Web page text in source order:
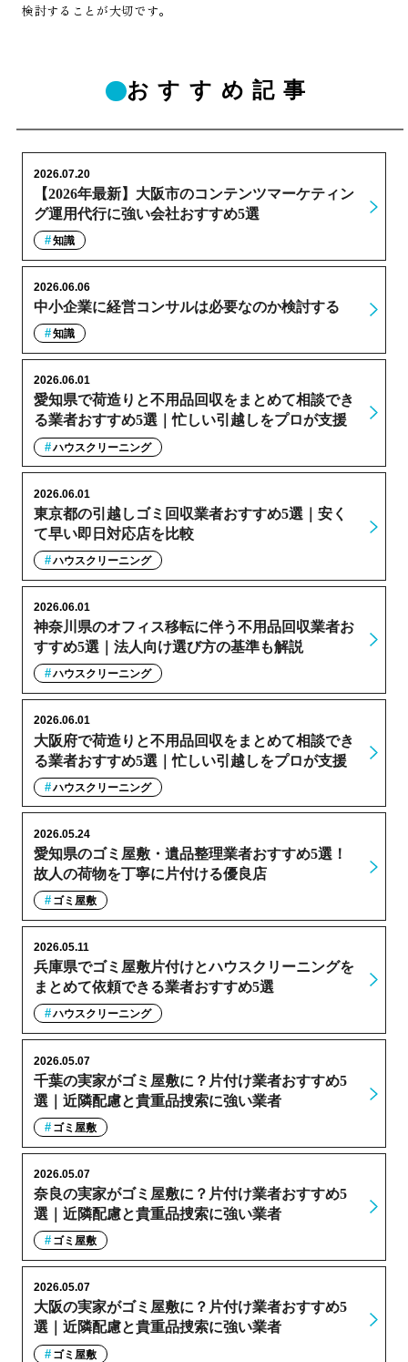
検討することが大切です。
おすすめ記事
【2026年最新】大阪市のコンテンツマーケティン
グ運用代行に強い会社おすすめ5選
2026.07.20
知識
中小企業に経営コンサルは必要なのか検討する
2026.06.06
知識
愛知県で荷造りと不用品回収をまとめて相談でき
る業者おすすめ5選｜忙しい引越しをプロが支援
2026.06.01
ハウスクリーニング
東京都の引越しゴミ回収業者おすすめ5選｜安く
て早い即日対応店を比較
2026.06.01
ハウスクリーニング
神奈川県のオフィス移転に伴う不用品回収業者お
すすめ5選｜法人向け選び方の基準も解説
2026.06.01
ハウスクリーニング
大阪府で荷造りと不用品回収をまとめて相談でき
る業者おすすめ5選｜忙しい引越しをプロが支援
2026.06.01
ハウスクリーニング
愛知県のゴミ屋敷・遺品整理業者おすすめ5選！
故人の荷物を丁寧に片付ける優良店
2026.05.24
ゴミ屋敷
兵庫県でゴミ屋敷片付けとハウスクリーニングを
まとめて依頼できる業者おすすめ5選
2026.05.11
ハウスクリーニング
千葉の実家がゴミ屋敷に？片付け業者おすすめ5
選｜近隣配慮と貴重品捜索に強い業者
2026.05.07
ゴミ屋敷
奈良の実家がゴミ屋敷に？片付け業者おすすめ5
選｜近隣配慮と貴重品捜索に強い業者
2026.05.07
ゴミ屋敷
大阪の実家がゴミ屋敷に？片付け業者おすすめ5
選｜近隣配慮と貴重品捜索に強い業者
2026.05.07
ゴミ屋敷